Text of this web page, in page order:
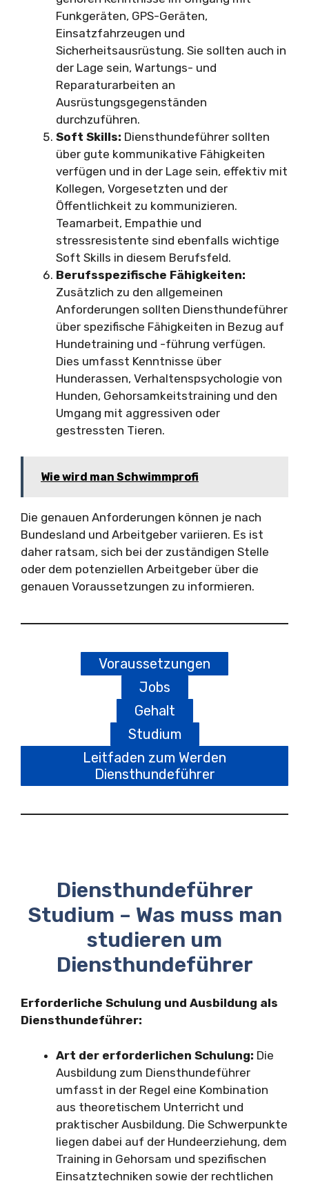
Funkgeräten, GPS-Geräten,
Einsatzfahrzeugen und
Sicherheitsausrüstung. Sie sollten auch in
der Lage sein, Wartungs- und
Reparaturarbeiten an
Ausrüstungsgegenständen
durchzuführen.
Soft Skills: Diensthundeführer sollten
über gute kommunikative Fähigkeiten
verfügen und in der Lage sein, effektiv mit
Kollegen, Vorgesetzten und der
Öffentlichkeit zu kommunizieren.
Teamarbeit, Empathie und
stressresistente sind ebenfalls wichtige
Soft Skills in diesem Berufsfeld.
Berufsspezifische Fähigkeiten:
Zusätzlich zu den allgemeinen
Anforderungen sollten Diensthundeführer
über spezifische Fähigkeiten in Bezug auf
Hundetraining und -führung verfügen.
Dies umfasst Kenntnisse über
Hunderassen, Verhaltenspsychologie von
Hunden, Gehorsamkeitstraining und den
Umgang mit aggressiven oder
gestressten Tieren.
Wie wird man Schwimmprofi
Die genauen Anforderungen können je nach
Bundesland und Arbeitgeber variieren. Es ist
daher ratsam, sich bei der zuständigen Stelle
oder dem potenziellen Arbeitgeber über die
genauen Voraussetzungen zu informieren.
Voraussetzungen
Jobs
Gehalt
Studium
Leitfaden zum Werden
Diensthundeführer
Diensthundeführer
Studium – Was muss man
studieren um
Diensthundeführer
Erforderliche Schulung und Ausbildung als
Diensthundeführer:
Art der erforderlichen Schulung: Die
Ausbildung zum Diensthundeführer
umfasst in der Regel eine Kombination
aus theoretischem Unterricht und
praktischer Ausbildung. Die Schwerpunkte
liegen dabei auf der Hundeerziehung, dem
Training in Gehorsam und spezifischen
Einsatztechniken sowie der rechtlichen